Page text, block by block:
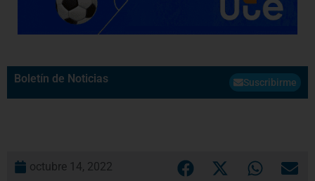
Boletín de Noticias Suscribirme
octubre 14, 2022